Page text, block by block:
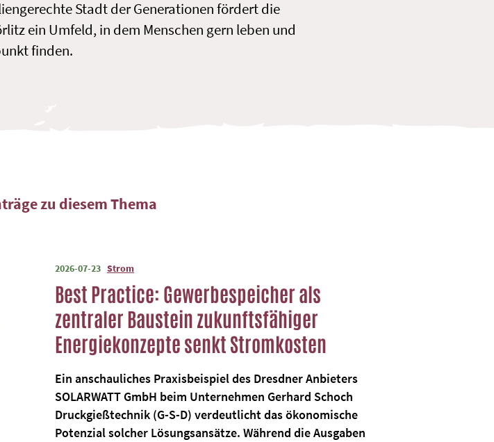
Stadt der Generationen fördert die
ein Umfeld, in dem Menschen gern leben und
finden.
zu diesem Thema
2026-07-23 Strom
Best Practice: Gewerbespeicher als
zentraler Baustein zukunftsfähiger
Energiekonzepte senkt Stromkosten
Ein anschauliches Praxisbeispiel des Dresdner Anbieters
SOLARWATT GmbH beim Unternehmen Gerhard Schoch
Druckgießtechnik (G-S-D) verdeutlicht das ökonomische
Potenzial solcher Lösungsansätze. Während die Ausgaben